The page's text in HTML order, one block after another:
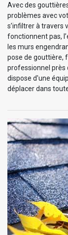
Avec des
problèmes avec
s’infiltrer à travers
fonctionnent pas,
les murs
pose de gouttière,
professionnel près
dispose d'une
déplacer dans